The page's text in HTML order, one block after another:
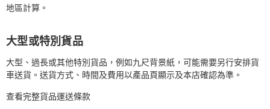
地區計算。
大型或特別貨品
大型、過長或其他特別貨品，例如九尺背景紙，可能需要另行安排貨
車送貨。送貨方式、時間及費用以產品頁顯示及本店確認為準。
查看完整貨品運送條款